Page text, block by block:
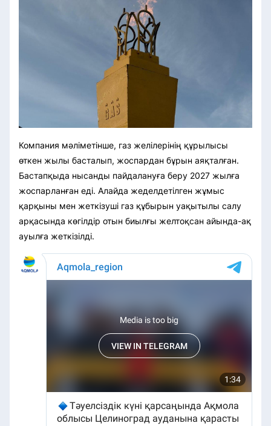
Компания мәліметінше, газ желілерінің құрылысы
өткен жылы басталып, жоспардан бұрын аяқталған.
Бастапқыда нысанды пайдалануға беру 2027 жылға
жоспарланған еді. Алайда жеделдетілген жұмыс
қарқыны мен жеткізуші газ құбырын уақытылы салу
арқасында көгілдір отын биылғы желтоқсан айында-ақ
ауылға жеткізілді.